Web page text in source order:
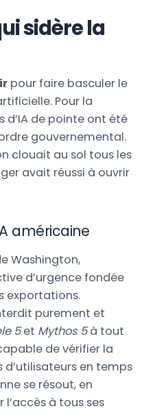
sidère la
pour faire basculer le
Pour la
d’IA de pointe ont été
gouvernemental.
clouait au sol tous les
avait réussi à ouvrir
américaine
Washington,
d’urgence fondée
exportations.
purement et
5et Mythos 5à tout
de vérifier la
en temps
se résout, en
l’accès à tous ses